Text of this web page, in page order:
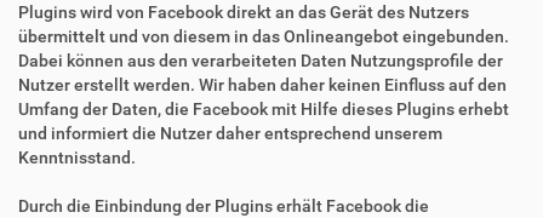
Plugins wird von Facebook direkt an das Gerät des Nutzers
übermittelt und von diesem in das Onlineangebot eingebunden.
Dabei können aus den verarbeiteten Daten Nutzungsprofile der
Nutzer erstellt werden. Wir haben daher keinen Einfluss auf den
Umfang der Daten, die Facebook mit Hilfe dieses Plugins erhebt
und informiert die Nutzer daher entsprechend unserem
Kenntnisstand.
Durch die Einbindung der Plugins erhält Facebook die